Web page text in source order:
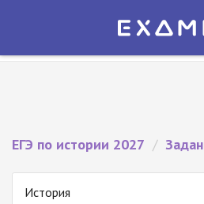
Экзамер — ЕГЭ 2027
ЕГЭ по истории 2027 /
История